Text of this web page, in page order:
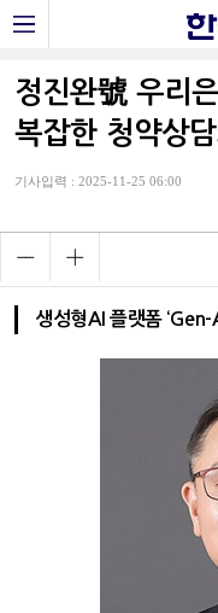
정진완號 우리
복잡한 청약상
기사입력 : 2025-11-25 06:00
생성형AI 플랫폼 ‘Gen-